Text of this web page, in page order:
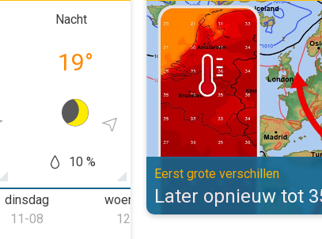
Nacht
19°
10 %
Ochtend
25°
20 %
36
dinsdag
dinsdag 11-08
11-08
woensdag
12-08
donderdag
13-08
Later opnieuw tot 35 graden.
Eerst grote verschillen
Later opnieuw tot